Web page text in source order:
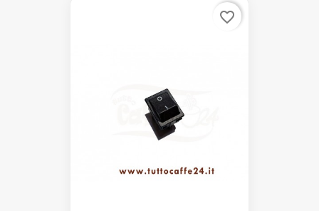
favorite_border